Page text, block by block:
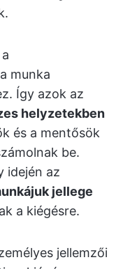
munka
Így azok az
helyzetekben
és a mentősök
be.
idején az
jellege
a kiégésre.
jellemzői